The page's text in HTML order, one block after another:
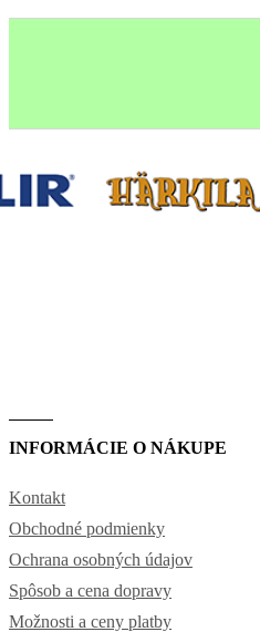
INFORMÁCIE O NÁKUPE
Kontakt
Obchodné podmienky
Ochrana osobných údajov
Spôsob a cena dopravy
Možnosti a ceny platby